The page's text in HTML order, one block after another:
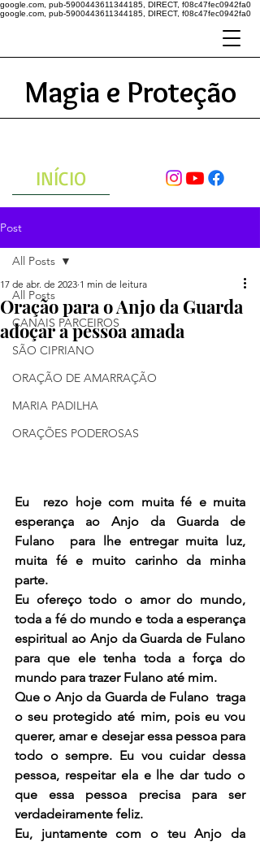
google.com, pub-5900443611344185, DIRECT, f08c47fec0942fa0
google.com, pub-5900443611344185, DIRECT, f08c47fec0942fa0
Magia e Proteção
INÍCIO
Post
All Posts
CANAIS PARCEIROS
SÃO CIPRIANO
ORAÇÃO DE AMARRAÇÃO
MARIA PADILHA
ORAÇÕES PODEROSAS
All Posts
Oração para o Anjo da Guarda
adoçar a pessoa amada
17 de abr. de 2023 1 min de leitura
Eu  rezo hoje com muita fé e muita
esperança ao Anjo da Guarda de
Fulano  para lhe entregar muita luz,
muita fé e muito carinho da minha
parte.
Eu ofereço todo o amor do mundo,
toda a fé do mundo e toda a esperança
espiritual ao Anjo da Guarda de Fulano
para que ele tenha toda a força do
mundo para trazer Fulano até mim.
Que o Anjo da Guarda de Fulano  traga
o seu protegido até mim, pois eu vou
querer, amar e desejar essa pessoa para
todo o sempre. Eu vou cuidar dessa
pessoa, respeitar ela e lhe dar tudo o
que essa pessoa precisa para ser
verdadeiramente feliz.
Eu, juntamente com o teu Anjo da